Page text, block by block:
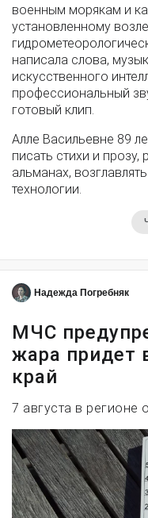
военным морякам и
установленному
написала слова,
искусственного
профессиональный
готовый клип.
Алле Васильевне 89
писать стихи и прозу,
альманах,
технологии.
Надежда Погребняк
МЧС
жара придет
край
7 августа в регионе